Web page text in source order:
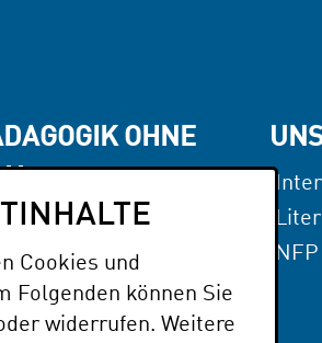
OHNE
1, 76139 Karlsruhe
og.org
NFP
Cookies und
Folgenden können Sie
widerrufen. Weitere